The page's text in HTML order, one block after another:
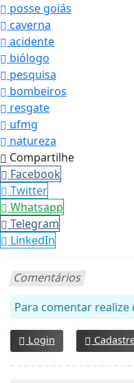
posse goiás
caverna
acidente
biólogo
pesquisa
bombeiros
resgate
ufmg
natureza
Compartilhe
Facebook
Twitter
Whatsapp
Telegram
LinkedIn
Comentários
Para comentar
Login